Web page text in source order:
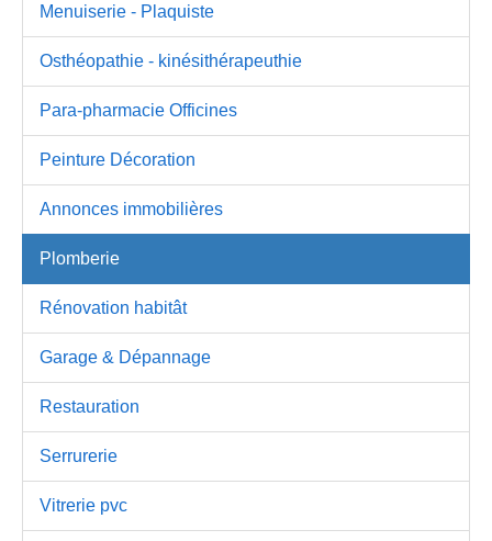
Menuiserie - Plaquiste
Osthéopathie - kinésithérapeuthie
Para-pharmacie Officines
Peinture Décoration
Annonces immobilières
Plomberie
Rénovation habitât
Garage & Dépannage
Restauration
Serrurerie
Vitrerie pvc